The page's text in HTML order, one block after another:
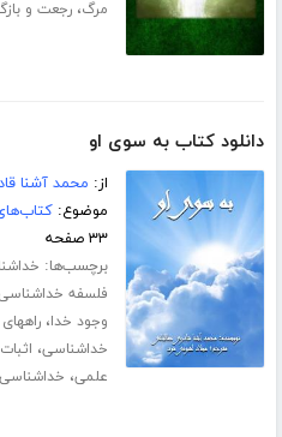
مرگ،رجعت و
دانلود کتاب به سوی او
از: محمد آشنا
موضوع:
۳۳ صفحه
برچسب‌ها:
فلسفه
وجود خدا،
خداشناسی،
علمی،